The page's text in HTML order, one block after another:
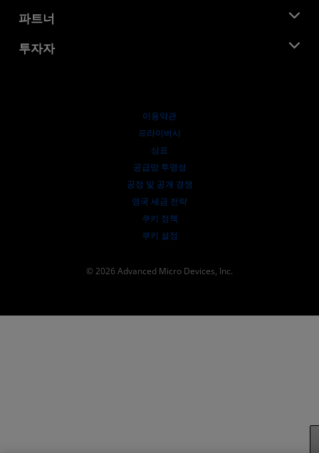
채용
문의하기
미디어 라이브러리
개발자 센트럴
사례 연구
파트너
AMD 파트너 허브
투자자
이용약관
프라이버시
상표
공급망 투명성
공정 및 공개 경쟁
영국 세금 전략
쿠키 정책
쿠키 설정
© 2026 Advanced Micro Devices, Inc.